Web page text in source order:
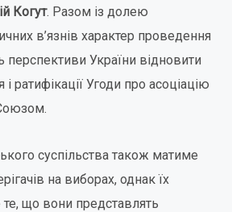
Когут. Разом із долею
в’язнів характер проведення
перспективи України відновити
ратифікації Угоди про асоціацію
суспільства також матиме
на виборах, однак їх
що вони представлять